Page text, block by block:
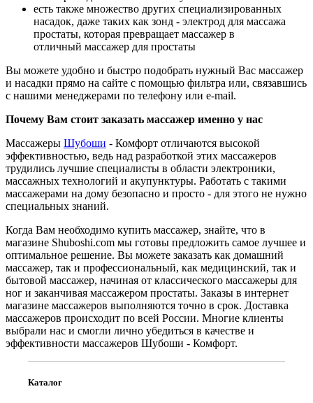
есть также множество других специализированных
насадок, даже таких как зонд - электрод для массажа
простаты, которая превращает массажер в
отличный массажер для простаты
Вы можете удобно и быстро подобрать нужный Вас массажер
и насадки прямо на сайте с помощью фильтра или, связавшись
с нашими менеджерами по телефону или e-mail.
Почему Вам стоит заказать массажер именно у нас
Массажеры Шубоши - Комфорт отличаются высокой
эффективностью, ведь над разработкой этих массажеров
трудились лучшие специалисты в области электроники,
массажных технологий и акупунктуры. Работать с такими
массажерами на дому безопасно и просто - для этого не нужно
специальных знаний.
Когда Вам необходимо купить массажер, знайте, что в
магазине Shuboshi.com мы готовы предложить самое лучшее и
оптимальное решение. Вы можете заказать как домашний
массажер, так и профессиональный, как медицинский, так и
бытовой массажер, начиная от классического массажеры для
ног и заканчивая массажером простаты. Заказы в интернет
магазине массажеров выполняются точно в срок. Доставка
массажеров происходит по всей России. Многие клиенты
выбрали нас и смогли лично убедиться в качестве и
эффективности массажеров Шубоши - Комфорт.
Каталог